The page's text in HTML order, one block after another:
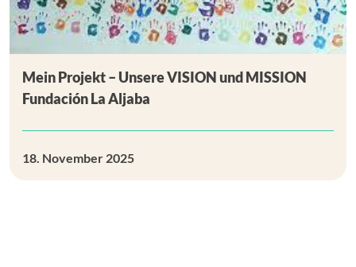
Mein Projekt – Unsere VISION und MISSION
Fundación La Aljaba
18. November 2025